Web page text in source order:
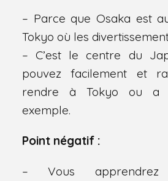
– Parce que Osaka est
Tokyo où les
– C’est le centre du
pouvez facilement et
rendre à Tokyo ou a
exemple.
Point négatif :
– Vous